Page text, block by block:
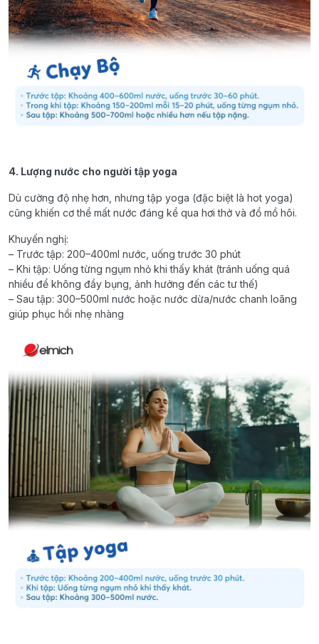
4. Lượng nước cho người tập yoga
Dù cường độ nhẹ hơn, nhưng tập yoga (đặc biệt là hot yoga)
cũng khiến cơ thể mất nước đáng kể qua hơi thở và đổ mồ hôi.
Khuyến nghị:
– Trước tập: 200–400ml nước, uống trước 30 phút
– Khi tập: Uống từng ngụm nhỏ khi thấy khát (tránh uống quá
nhiều để không đầy bụng, ảnh hưởng đến các tư thế)
– Sau tập: 300–500ml nước hoặc nước dừa/nước chanh loãng
giúp phục hồi nhẹ nhàng